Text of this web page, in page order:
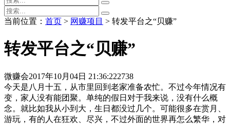
当前位置： 首页 > 网赚项目 > 转发平台之“贝赚”
转发平台之“贝赚”
微赚会2017年10月04日 21:36:222738
今天是八月十五，从市里回到老家准备农忙。不过今年情况有
变，家人没有能团聚。单纯的假日对于我来说，没有什么概
念。就比如我从小到大，生日都没过几个。可能很多在赏月、
游玩，有的人在狂欢、尽兴，不过外面的世界再怎么繁华，对